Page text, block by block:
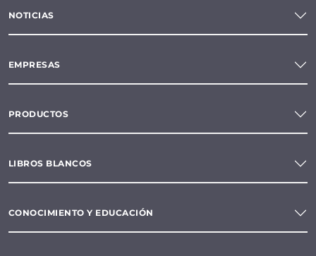
NOTICIAS
EMPRESAS
PRODUCTOS
LIBROS BLANCOS
CONOCIMIENTO Y EDUCACIÓN